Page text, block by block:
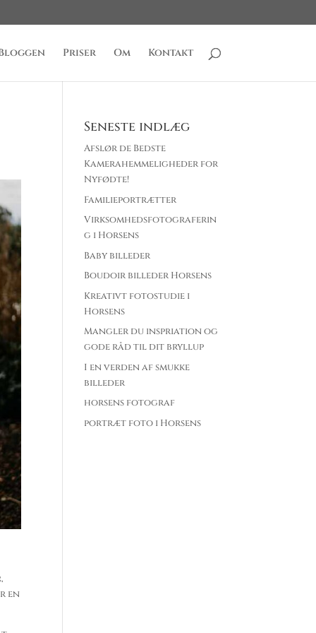
Priser Om Kontakt
en
Seneste indlæg
Afslør de Bedste
Kamerahemmeligheder for
Nyfødte!
Familieportrætter
Virksomhedsfotograferin
g i Horsens
Baby billeder
Boudoir billeder Horsens
Kreativt fotostudie i
Horsens
Mangler du inspriation og
gode råd til dit bryllup
I en verden af smukke
billeder
horsens fotograf
portræt foto i Horsens